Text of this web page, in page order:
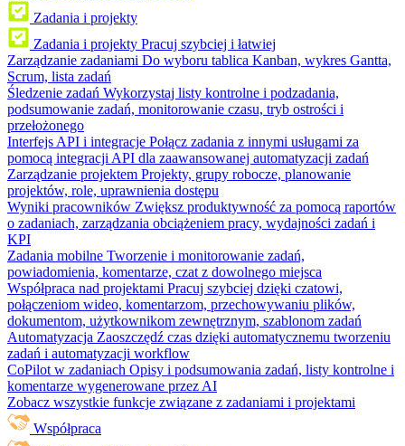
Zadania i projekty
Zadania i projekty Pracuj szybciej i łatwiej
Zarządzanie zadaniami Do wyboru tablica Kanban, wykres Gantta,
Scrum, lista zadań
Śledzenie zadań Wykorzystaj listy kontrolne i podzadania,
podsumowanie zadań, monitorowanie czasu, tryb ostrości i
przełożonego
Interfejs API i integracje Połącz zadania z innymi usługami za
pomocą integracji API dla zaawansowanej automatyzacji zadań
Zarządzanie projektem Projekty, grupy robocze, planowanie
projektów, role, uprawnienia dostępu
Wyniki pracowników Zwiększ produktywność za pomocą raportów
o zadaniach, zarządzania obciążeniem pracy, wydajności zadań i
KPI
Zadania mobilne Tworzenie i monitorowanie zadań,
powiadomienia, komentarze, czat z dowolnego miejsca
Współpraca nad projektami Pracuj szybciej dzięki czatowi,
połączeniom wideo, komentarzom, przechowywaniu plików,
dokumentom, użytkownikom zewnętrznym, szablonom zadań
Automatyzacja Zaoszczędź czas dzięki automatycznemu tworzeniu
zadań i automatyzacji workflow
CoPilot w zadaniach Opisy i podsumowania zadań, listy kontrolne i
komentarze wygenerowane przez AI
Zobacz wszystkie funkcje związane z zadaniami i projektami
Współpraca